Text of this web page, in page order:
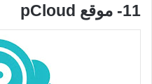
11- موقع pCloud